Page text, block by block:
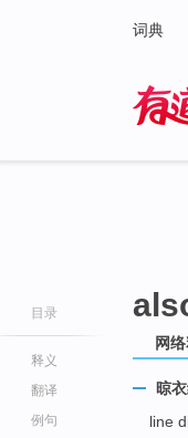
词典
目录
释义
翻译
例句
网
晾
line